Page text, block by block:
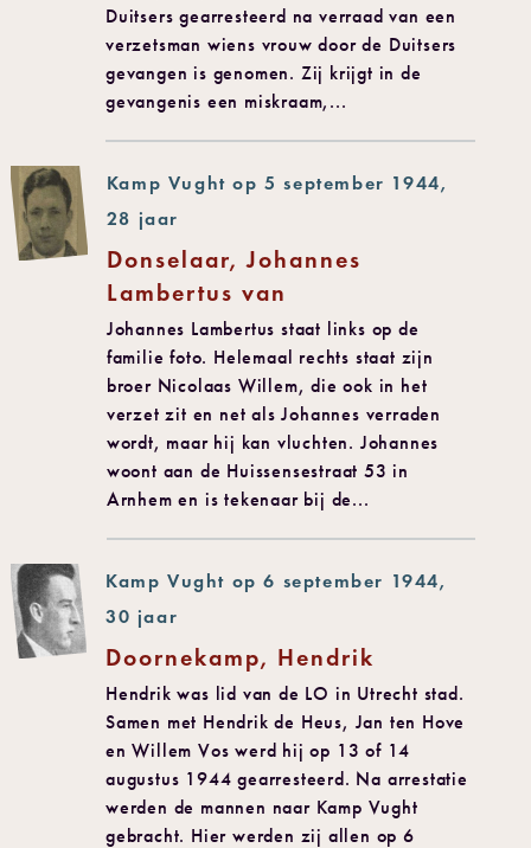
Duitsers gearresteerd na verraad van een
verzetsman wiens vrouw door de Duitsers
gevangen is genomen. Zij krijgt in de
gevangenis een miskraam,...
Kamp Vught op 5 september 1944,
28 jaar
Donselaar, Johannes
Lambertus van
Johannes Lambertus staat links op de
familie foto. Helemaal rechts staat zijn
broer Nicolaas Willem, die ook in het
verzet zit en net als Johannes verraden
wordt, maar hij kan vluchten. Johannes
woont aan de Huissensestraat 53 in
Arnhem en is tekenaar bij de...
Kamp Vught op 6 september 1944,
30 jaar
Doornekamp, Hendrik
Hendrik was lid van de LO in Utrecht stad.
Samen met Hendrik de Heus, Jan ten Hove
en Willem Vos werd hij op 13 of 14
augustus 1944 gearresteerd. Na arrestatie
werden de mannen naar Kamp Vught
gebracht. Hier werden zij allen op 6